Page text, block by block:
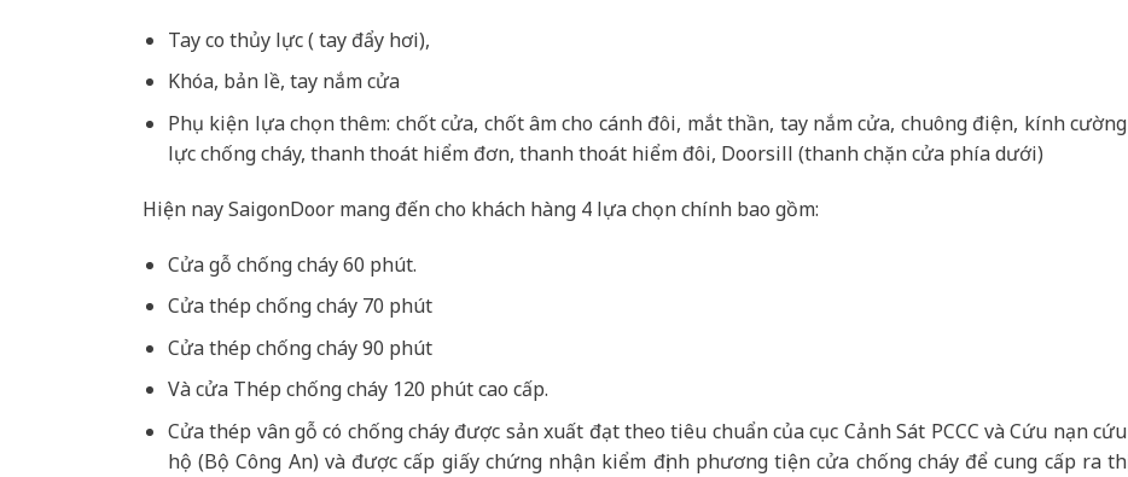
Tay co thủy lực ( tay đẩy hơi),
Khóa, bản lề, tay nắm cửa
Phụ kiện lựa chọn thêm: chốt cửa, chốt âm cho cánh đôi, mắt thần, tay nắm cửa, chuông điện, kính cường
lực chống cháy, thanh thoát hiểm đơn, thanh thoát hiểm đôi, Doorsill (thanh chặn cửa phía dưới)
Hiện nay SaigonDoor mang đến cho khách hàng 4 lựa chọn chính bao gồm:
Cửa gỗ chống cháy 60 phút.
Cửa thép chống cháy 70 phút
Cửa thép chống cháy 90 phút
Và cửa Thép chống cháy 120 phút cao cấp.
Cửa thép vân gỗ có chống cháy được sản xuất đạt theo tiêu chuẩn của cục Cảnh Sát PCCC và Cứu nạn cứu
hộ (Bộ Công An) và được cấp giấy chứng nhận kiểm định phương tiện cửa chống cháy để cung cấp ra thị